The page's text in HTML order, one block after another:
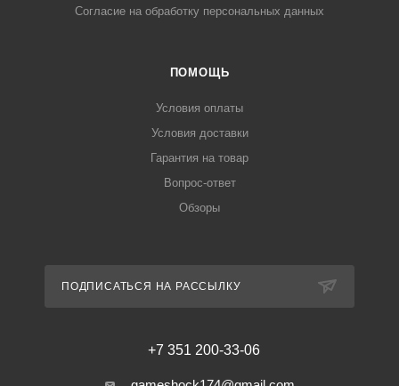
Согласие на обработку персональных данных
ПОМОЩЬ
Условия оплаты
Условия доставки
Гарантия на товар
Вопрос-ответ
Обзоры
ПОДПИСАТЬСЯ НА РАССЫЛКУ
+7 351 200-33-06